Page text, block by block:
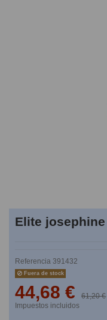
Elite josephine
Referencia 391432
Fuera de stock
44,68 € 61,20 €
Impuestos incluidos